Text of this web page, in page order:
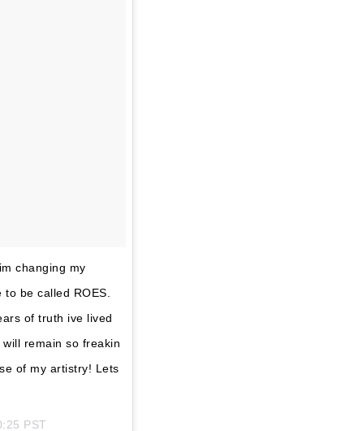
changing my
be called ROES.
of truth ive lived
remain so freakin
of my artistry! Lets
PST